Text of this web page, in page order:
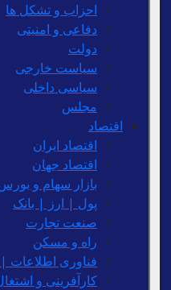
احزاب و تشکل ها
دفاعی و امنیتی
دولت
سیاست خارجی
سیاسی داخلی
مجلس
اقتصاد
اقتصاد ایران
اقتصاد جهان
بازار سهام و
پول | ارز | بانک
صنعت تجارت
راه و مسکن
فناوری اطلاعات |
کارآفرینی و